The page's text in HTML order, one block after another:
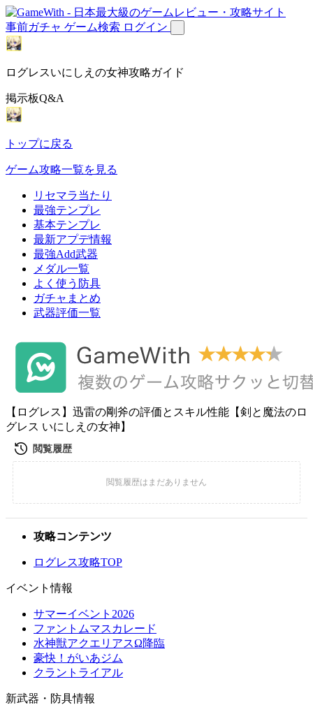
事前ガチャ ゲーム検索 ログイン
ログレスいにしえの女神攻略ガイド
掲示板Q&A
トップに戻る
ゲーム攻略一覧を見る
リセマラ当たり
最強テンプレ
基本テンプレ
最新アプデ情報
最強Add武器
メダル一覧
よく使う防具
ガチャまとめ
武器評価一覧
【ログレス】迅雷の剛斧の評価とスキル性能【剣と魔法のロ
グレス いにしえの女神】
攻略コンテンツ
ログレス攻略TOP
イベント情報
サマーイベント2026
ファントムマスカレード
水神獣アクエリアスΩ降臨
豪快！がいあジム
クラントライアル
新武器・防具情報